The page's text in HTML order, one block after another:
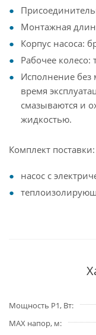
Монтажная
Корпус насоса:
Рабочее
Исполнение без
время
смазываются и
жидкостью.
Комплект поставки:
насос с
Мощность P1, Вт
MAX напор, м